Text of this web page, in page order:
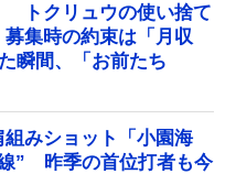
トクリュウの使い捨て
集時の約束は「月収
瞬間、「お前たち
組みショット「小園海
” 昨季の首位打者も今